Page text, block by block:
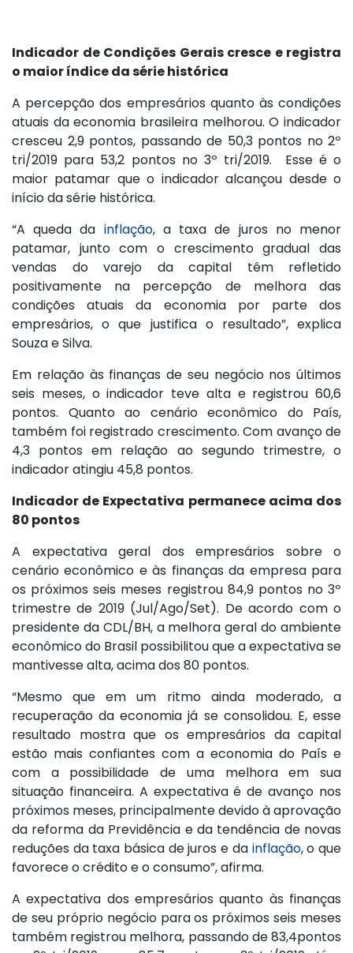
Indicador de Condições Gerais cresce e registra
o maior índice da série histórica
A percepção dos empresários quanto às condições
atuais da economia brasileira melhorou. O indicador
cresceu 2,9 pontos, passando de 50,3 pontos no 2º
tri/2019 para 53,2 pontos no 3º tri/2019. Esse é o
maior patamar que o indicador alcançou desde o
início da série histórica.
“A queda da inflação, a taxa de juros no menor
patamar, junto com o crescimento gradual das
vendas do varejo da capital têm refletido
positivamente na percepção de melhora das
condições atuais da economia por parte dos
empresários, o que justifica o resultado”, explica
Souza e Silva.
Em relação às finanças de seu negócio nos últimos
seis meses, o indicador teve alta e registrou 60,6
pontos. Quanto ao cenário econômico do País,
também foi registrado crescimento. Com avanço de
4,3 pontos em relação ao segundo trimestre, o
indicador atingiu 45,8 pontos.
Indicador de Expectativa permanece acima dos
80 pontos
A expectativa geral dos empresários sobre o
cenário econômico e às finanças da empresa para
os próximos seis meses registrou 84,9 pontos no 3º
trimestre de 2019 (Jul/Ago/Set). De acordo com o
presidente da CDL/BH, a melhora geral do ambiente
econômico do Brasil possibilitou que a expectativa se
mantivesse alta, acima dos 80 pontos.
“Mesmo que em um ritmo ainda moderado, a
recuperação da economia já se consolidou. E, esse
resultado mostra que os empresários da capital
estão mais confiantes com a economia do País e
com a possibilidade de uma melhora em sua
situação financeira. A expectativa é de avanço nos
próximos meses, principalmente devido à aprovação
da reforma da Previdência e da tendência de novas
reduções da taxa básica de juros e da inflação, o que
favorece o crédito e o consumo”, afirma.
A expectativa dos empresários quanto às finanças
de seu próprio negócio para os próximos seis meses
também registrou melhora, passando de 83,4pontos